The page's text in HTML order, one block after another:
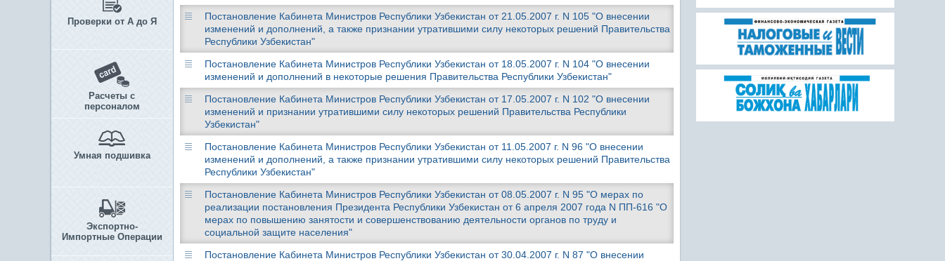
Проверки от А до Я
Расчеты с
персоналом
Умная подшивка
Экспортно-
Импортные Операции
Постановление Кабинета Министров Республики Узбекистан от 21.05.2007 г. N 105 "О внесении
изменений и дополнений, а также признании утратившими силу некоторых решений Правительства
Республики Узбекистан"
Постановление Кабинета Министров Республики Узбекистан от 18.05.2007 г. N 104 "О внесении
изменений и дополнений в некоторые решения Правительства Республики Узбекистан"
Постановление Кабинета Министров Республики Узбекистан от 17.05.2007 г. N 102 "О внесении
изменений и признании утратившими силу некоторых решений Правительства Республики
Узбекистан"
Постановление Кабинета Министров Республики Узбекистан от 11.05.2007 г. N 96 "О внесении
изменений и дополнений, а также признании утратившими силу некоторых решений Правительства
Республики Узбекистан"
Постановление Кабинета Министров Республики Узбекистан от 08.05.2007 г. N 95 "О мерах по
реализации постановления Президента Республики Узбекистан от 6 апреля 2007 года N ПП-616 "О
мерах по повышению занятости и совершенствованию деятельности органов по труду и
социальной защите населения"
Постановление Кабинета Министров Республики Узбекистан от 30.04.2007 г. N 87 "О внесении